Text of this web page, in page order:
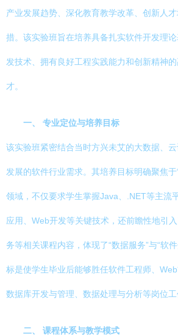
产业发展趋势、深化教育教学改革、创新人
措。该实验班旨在培养具备扎实软件开发理
发技术、拥有良好工程实践能力和创新精神
才。
一、 专业定位与培养目标
该实验班紧密结合当时方兴未艾的大数据、
发展的软件行业需求。其培养目标明确聚焦
领域，不仅要求学生掌握Java、.NET等主流
应用、Web开发等关键技术，还前瞻性地引
务等相关课程内容，体现了“数据服务”与“软
标是使学生毕业后能够胜任软件工程师、Web
数据库开发与管理、数据处理与分析等岗位工
二、 课程体系与教学模式